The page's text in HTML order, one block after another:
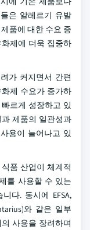
은 알레르기 유발
품에 대한 수요 증
제에 더욱 집중하
가 커지면서 간편
제 수요가 증가하
르게 성장하고 있
제품의 일관성과
용이 늘어나고 있
품 산업이 체계적
를 사용할 수 있는
다. 동시에 EFSA,
와 같은 일부
사용을 장려하며